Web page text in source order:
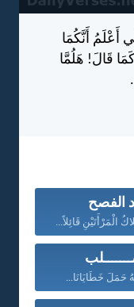
أَعْلَمُ أَنَّكُمَا
قَالَ! هَلُمَّا
الفصح
الْمَرْأَتَيْنِ قَائِلاً...
حَمَلَ خَطَايَانَا...